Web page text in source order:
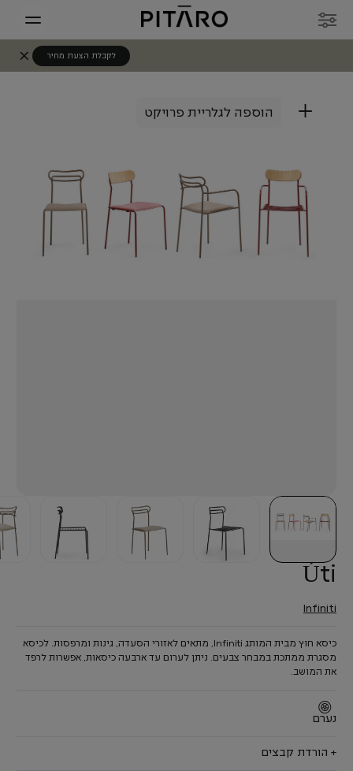
לקבלת הצעת מחיר
+ הוספה לגלריית פרויקט
Úti
Infiniti
כיסא חוץ מבית המותג Infiniti, מתאים לאזורי הסעדה, גינות ומרפסות. לכיסא
מסגרת ממתכת במבחר צבעים. ניתן לערום עד ארבעה כיסאות, אפשרות לרפד
את המושב.
נערם
+ הורדת קבצים